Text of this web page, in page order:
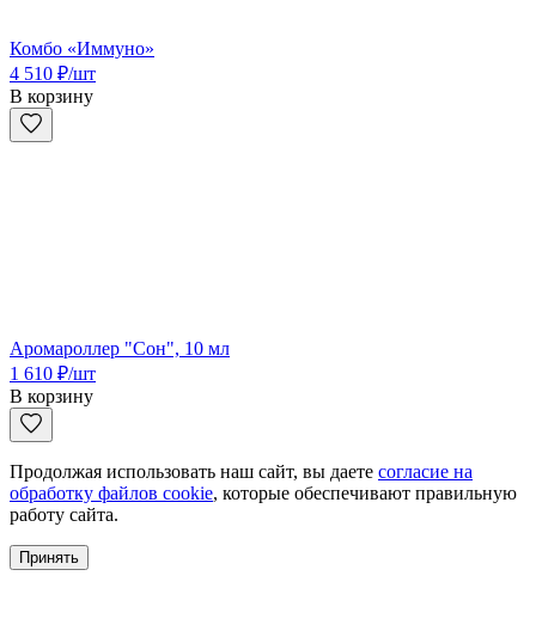
Комбо «Иммуно»
4 510 ₽/шт
В корзину
Аромароллер "Сон", 10 мл
1 610 ₽/шт
В корзину
Продолжая использовать наш сайт, вы даете согласие на
обработку файлов cookie, которые обеспечивают правильную
работу сайта.
Принять